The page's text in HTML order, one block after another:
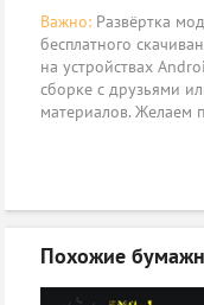
Важно: Развёртка
бесплатного
на устройствах
сборке с друзьями
материалов. Желаем
Похожие